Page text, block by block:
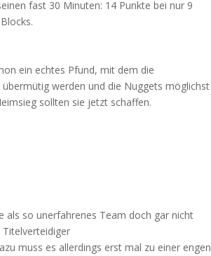
fast 30 Minuten: 14 Punkte bei nur 9
ein echtes Pfund, mit dem die
werden und die Nuggets möglichst
sollten sie jetzt schaffen.
als so unerfahrenes Team doch gar nicht
muss es allerdings erst mal zu einer engen